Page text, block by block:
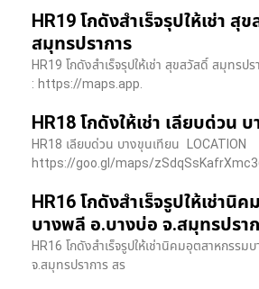
HR19 โกดังสำเร็จรุปให้เช่า สุ
สมุทรปราการ
HR19 โกดังสำเร็จรุปให้เช่า สุขสวัสดิ์ สมุทรป
: https://maps.app.
HR18 โกดังให้เช่า เลียบด่วน
HR18 เลียบด่วน​ บางขุนเทียน​ LOCATION
https://goo.gl/maps/
HR16 โกดังสำเร็จรูปให้เช่านิ
บางพลี อ.บางบ่อ จ.สมุทรปรา
HR16 โกดังสำเร็จรูปให้เช่านิคมอุตสาหกรร
จ.สมุทรปราการ สร